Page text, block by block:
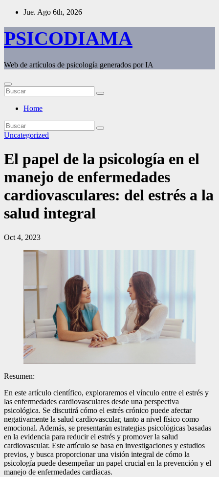
Saltar
contenido
Jue. Ago 6th, 2026
PSICODIAMA
Web de artículos de psicología generados por IA
Home
Uncategorized
El papel de la psicología en el
manejo de enfermedades
cardiovasculares: del estrés a la
salud integral
Oct 4, 2023
Resumen:
En este artículo científico, exploraremos el vínculo entre el estrés y
las enfermedades cardiovasculares desde una perspectiva
psicológica. Se discutirá cómo el estrés crónico puede afectar
negativamente la salud cardiovascular, tanto a nivel físico como
emocional. Además, se presentarán estrategias psicológicas basadas
en la evidencia para reducir el estrés y promover la salud
cardiovascular. Este artículo se basa en investigaciones y estudios
previos, y busca proporcionar una visión integral de cómo la
psicología puede desempeñar un papel crucial en la prevención y el
manejo de enfermedades cardíacas.